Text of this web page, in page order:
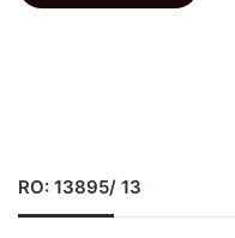
RO: 13895/ 13